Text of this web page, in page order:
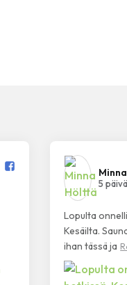
5
Lopulta
Kesäilta.
ihan tässä ja